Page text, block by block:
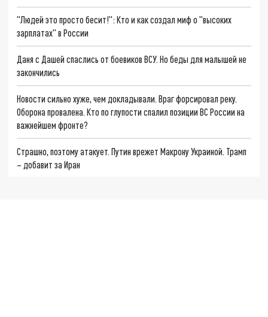
"Людей это просто бесит!": Кто и как создал миф о "высоких
зарплатах" в России
Даня с Дашей спаслись от боевиков ВСУ. Но беды для малышей не
закончились
Новости сильно хуже, чем докладывали. Враг форсировал реку.
Оборона провалена. Кто по глупости спалил позиции ВС России на
важнейшем фронте?
Страшно, поэтому атакует. Путин врежет Макрону Украиной. Трамп
– добавит за Иран